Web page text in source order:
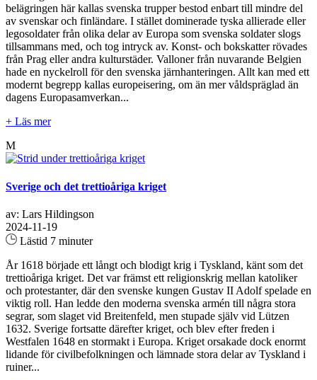
belägringen här kallas svenska trupper bestod enbart till mindre del
av svenskar och finländare. I stället dominerade tyska allierade eller
legosoldater från olika delar av Europa som svenska soldater slogs
tillsammans med, och tog intryck av. Konst- och bokskatter rövades
från Prag eller andra kulturstäder. Valloner från nuvarande Belgien
hade en nyckelroll för den svenska järnhanteringen. Allt kan med ett
modernt begrepp kallas europeisering, om än mer våldspräglad än
dagens Europasamverkan...
+ Läs mer
M
Sverige och det trettioåriga kriget
av: Lars Hildingson
2024-11-19
Lästid 7 minuter
År 1618 började ett långt och blodigt krig i Tyskland, känt som det
trettioåriga kriget. Det var främst ett religionskrig mellan katoliker
och protestanter, där den svenske kungen Gustav II Adolf spelade en
viktig roll. Han ledde den moderna svenska armén till några stora
segrar, som slaget vid Breitenfeld, men stupade själv vid Lützen
1632. Sverige fortsatte därefter kriget, och blev efter freden i
Westfalen 1648 en stormakt i Europa. Kriget orsakade dock enormt
lidande för civilbefolkningen och lämnade stora delar av Tyskland i
ruiner...